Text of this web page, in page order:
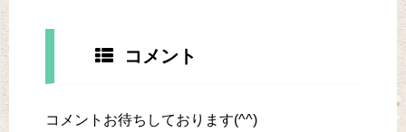
コメント
コメントお待ちしております(^^)